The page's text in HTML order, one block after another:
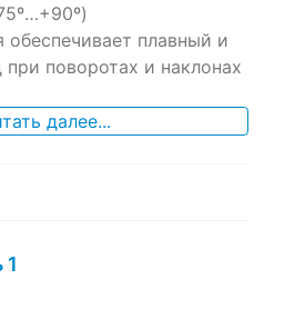
обеспечивает плавный и
поворотах и наклонах
далее...